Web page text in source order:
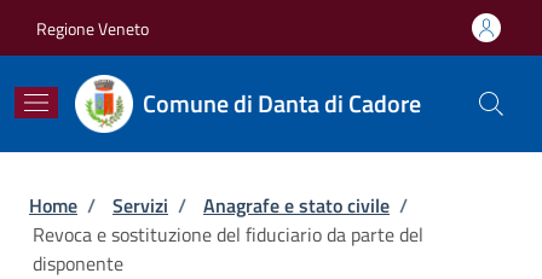
Regione Veneto
Comune di Danta di Cadore
Briciole di pane
Home / Servizi / Anagrafe e stato civile /
Revoca e sostituzione del fiduciario da parte del
disponente